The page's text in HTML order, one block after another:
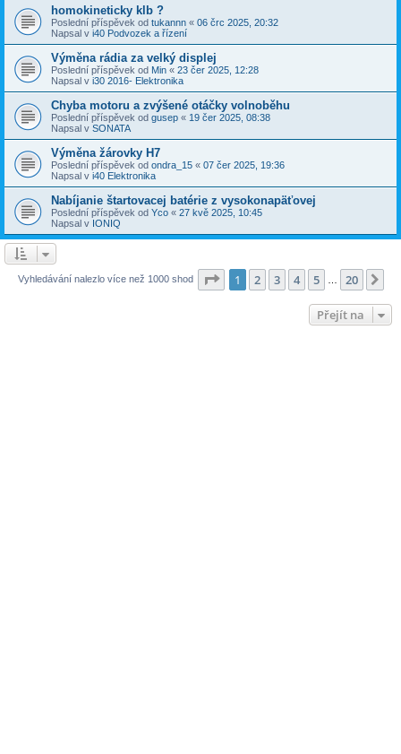
homokineticky klb ?
Poslední příspěvek od tukannn « 06 črc 2025, 20:32
Napsal v i40 Podvozek a řízení
Výměna rádia za velký displej
Poslední příspěvek od Min « 23 čer 2025, 12:28
Napsal v i30 2016- Elektronika
Chyba motoru a zvýšené otáčky volnoběhu
Poslední příspěvek od gusep « 19 čer 2025, 08:38
Napsal v SONATA
Výměna žárovky H7
Poslední příspěvek od ondra_15 « 07 čer 2025, 19:36
Napsal v i40 Elektronika
Nabíjanie štartovacej batérie z vysokonapäťovej
Poslední příspěvek od Yco « 27 kvě 2025, 10:45
Napsal v IONIQ
Vyhledávání nalezlo více než 1000 shod Stránka z 20
1 2 3 4 5 20
Přejít na